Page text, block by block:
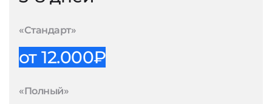
«Стандарт»
от 12.000₽
«Полный»